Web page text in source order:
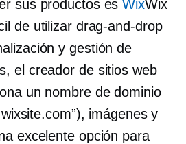
sus productos esWixWix
de utilizar drag-and-drop
y gestión de
el creador de sitios web
un nombre de dominio
imágenes y
excelente opción para